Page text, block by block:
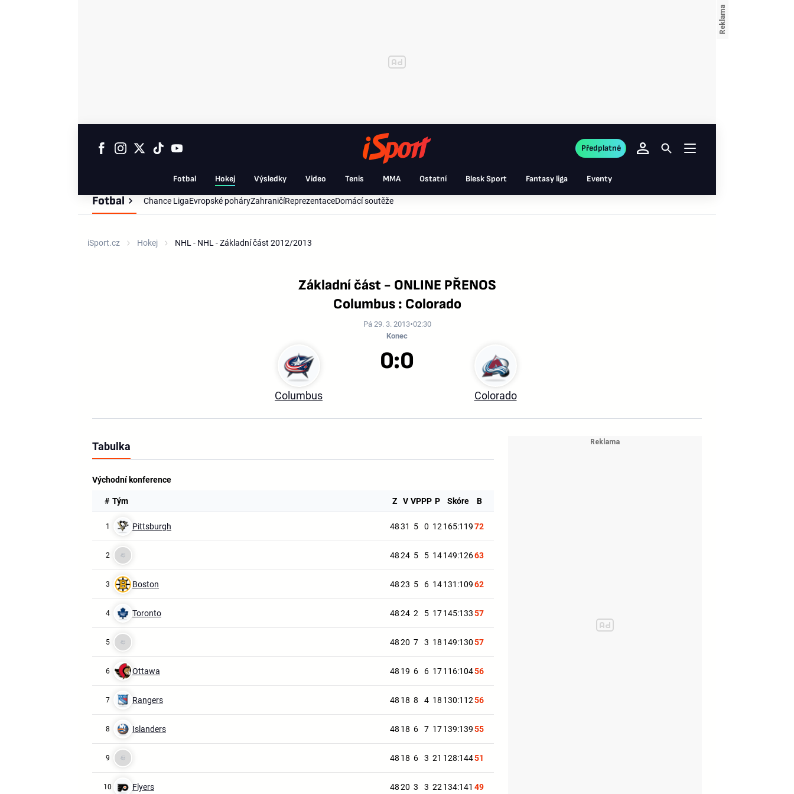
Fotbal Hokej Výsledky Video Tenis MMA Ostatní Blesk Sport Fantasy liga Eventy
Předplatné
Fotbal Chance LigaEvropské poháryZahraničíReprezentaceDomácí soutěže
iSport.cz Hokej NHL - NHL - Základní část 2012/2013
Základní část - ONLINE PŘENOS
Columbus : Colorado
Pá 29. 3. 2013 02:30
Konec
Columbus Colorado
0:0
Tabulka
Východní konference
# Tým Z V VPPP P Skóre B
1 Pittsburgh 4831 5 0 12 165:11972
2 4824 5 5 14149:12663
3 Boston 4823 5 6 14131:10962
4 Toronto 4824 2 5 17145:13357
5 4820 7 3 18 149:13057
6 Ottawa 48 19 6 6 17116:10456
7 Rangers 48 18 8 4 18 130:11256
8 Islanders 48 18 6 7 17139:13955
9 48 18 6 3 21 128:14451
10 Flyers 4820 3 3 22 134:141 49